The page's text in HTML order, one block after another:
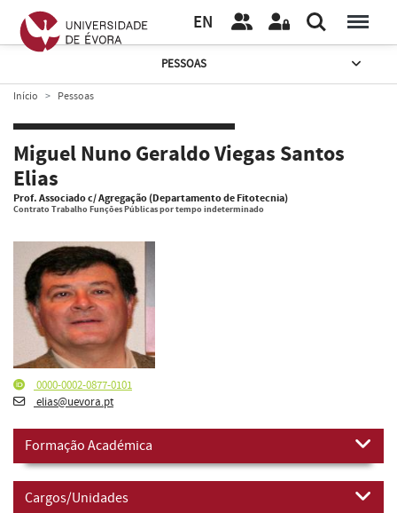
EN
PESSOAS
Início Pessoas
Miguel Nuno Geraldo Viegas Santos
Elias
Prof. Associado c/ Agregação (Departamento de Fitotecnia)
Contrato Trabalho Funções Públicas por tempo indeterminado
0000-0002-0877-0101
elias@uevora.pt
Formação Académica
Cargos/Unidades